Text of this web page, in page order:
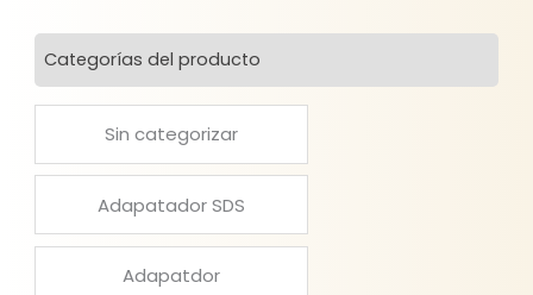
Categorías del producto
Sin categorizar
Adapatador SDS
Adapatdor